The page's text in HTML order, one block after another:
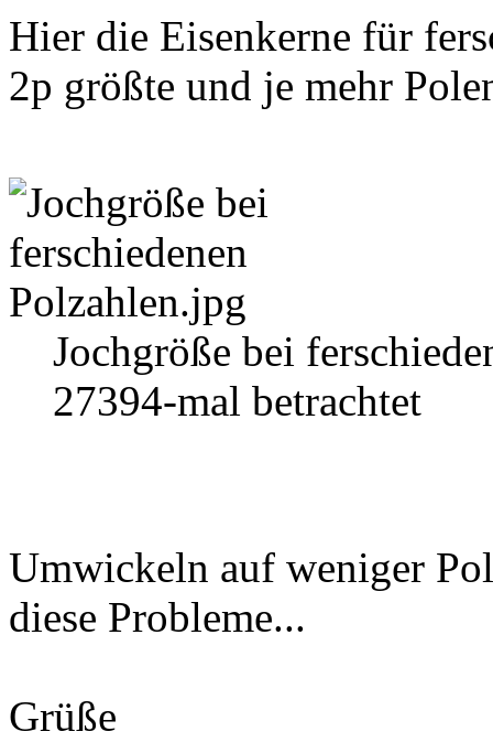
Hier die Eisenkerne für
2p größte und je mehr
Jochgröße bei
27394-mal betrachtet
Umwickeln auf weniger
diese Probleme...
Grüße